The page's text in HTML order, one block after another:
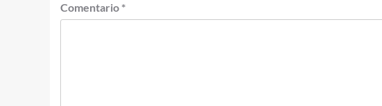
Comentario *